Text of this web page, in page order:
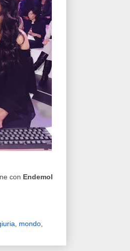
con Endemol
, mondo,